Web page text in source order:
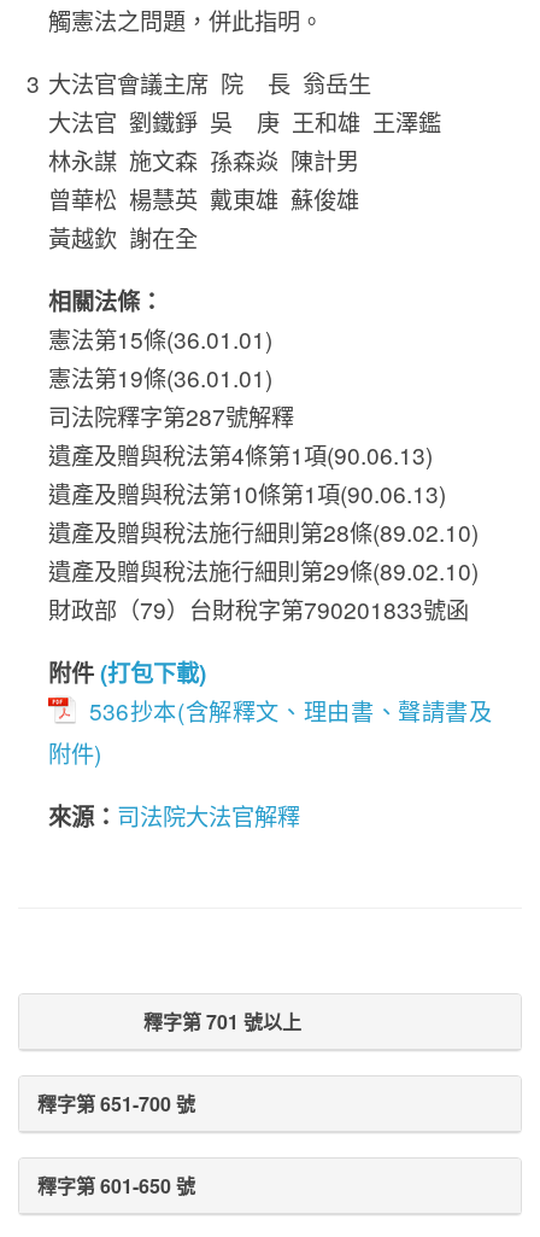
觸憲法之問題，併此指明。
大法官會議主席 院 長 翁岳生
大法官 劉鐵錚 吳 庚 王和雄 王澤鑑
林永謀 施文森 孫森焱 陳計男
曾華松 楊慧英 戴東雄 蘇俊雄
黃越欽 謝在全
相關法條：
憲法第15條(36.01.01)
憲法第19條(36.01.01)
司法院釋字第287號解釋
遺產及贈與稅法第4條第1項(90.06.13)
遺產及贈與稅法第10條第1項(90.06.13)
遺產及贈與稅法施行細則第28條(89.02.10)
遺產及贈與稅法施行細則第29條(89.02.10)
財政部（79）台財稅字第790201833號函
附件(打包下載)
536抄本(含解釋文、理由書、聲請書及
附件)
來源： 司法院大法官解釋
Prev Post Next Post
釋字第 701 號以上
釋字第 651-700 號
釋字第 601-650 號